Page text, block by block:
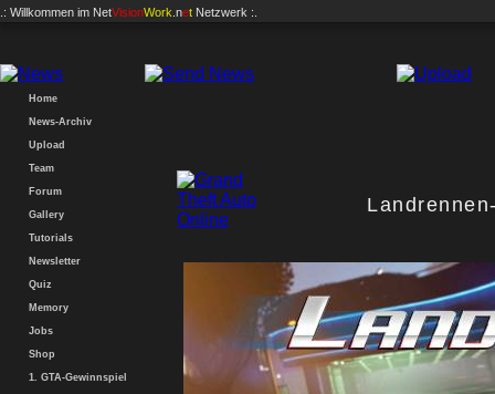
.: Willkommen im NetVisionWork .net Netzwerk :.
Home
News-Archiv
Upload
Team
Forum
Gallery
Tutorials
Newsletter
Quiz
Memory
Jobs
Shop
1. GTA-Gewinnspiel